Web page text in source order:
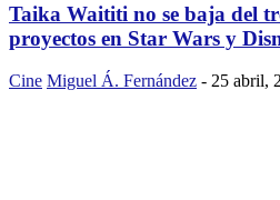
Taika Waititi no se baja del
proyectos en Star Wars y
Cine Miguel Á. Fernández - 25 abril,